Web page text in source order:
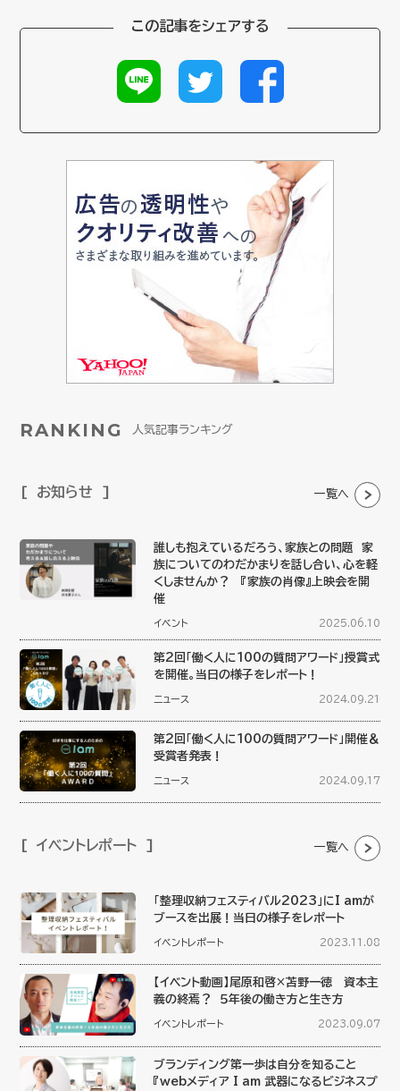
この記事をシェアする
RANKING 人気記事ランキング
お知らせ 一覧へ
誰しも抱えているだろう、家族との問題 家
族についてのわだかまりを話し合い、心を軽
くしませんか？ 『家族の肖像』上映会を開
催
イベント 2025.06.10
第2回「働く人に100の質問アワード」授賞式
を開催。当日の様子をレポート！
ニュース 2024.09.21
第2回「働く人に100の質問アワード」開催＆
受賞者発表！
ニュース 2024.09.17
イベントレポート 一覧へ
「整理収納フェスティバル2023」にI amが
ブースを出展！当日の様子をレポート
イベントレポート 2023.11.08
【イベント動画】尾原和啓×苫野一徳 資本主
義の終焉？ ５年後の働き方と生き方
イベントレポート 2023.09.07
ブランディング第一歩は自分を知ること
『webメディア I am 武器になるビジネスプ